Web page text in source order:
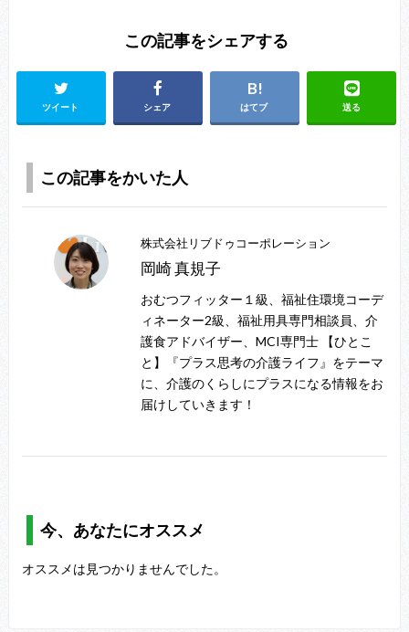
この記事をシェアする
ツイート シェア はてブ 送る
この記事をかいた人
株式会社リブドゥコーポレーション
岡崎 真規子
おむつフィッター１級、福祉住環境コーデ
ィネーター2級、福祉用具専門相談員、介
護食アドバイザー、MCI専門士 【ひとこ
と】『プラス思考の介護ライフ』をテーマ
に、介護のくらしにプラスになる情報をお
届けしていきます！
今、あなたにオススメ
オススメは見つかりませんでした。